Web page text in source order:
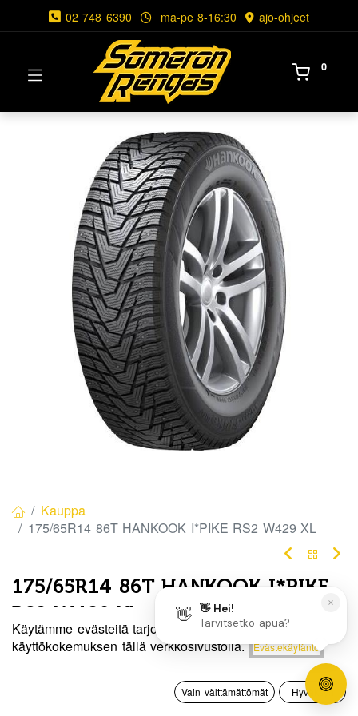
Hinta:
Lisää ostoskoriin
0
Toivelista Tili
02 748 6390 ma-pe 8-16:30 ajo-ohjeet
0
Kauppa
175/65R14 86T HANKOOK I*PIKE RS2 W429 XL
175/65R14 86T HANKOOK I*PIKE
RS2 W429 XL
EAN:8808563559056 Tuotekoodi:323382
Käytämme evästeitä tarjotaksemme sinulle paremman
käyttökokemuksen tällä verkkosivustolla.
Evästekäytäntö
Vain välttämättömät Hyväksyn